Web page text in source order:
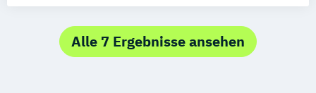
Historische Musikwissenschaft
Kunstgeschichte Lehramt Kunst
Alle 7 Ergebnisse ansehen